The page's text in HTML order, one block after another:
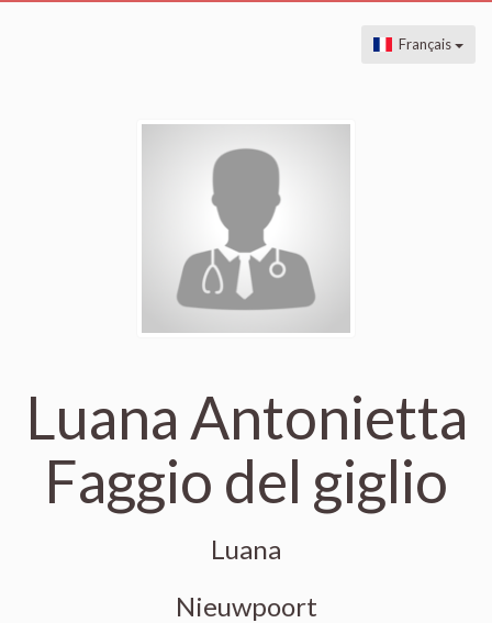
Français
Luana Antonietta
Faggio del giglio
Luana
Nieuwpoort